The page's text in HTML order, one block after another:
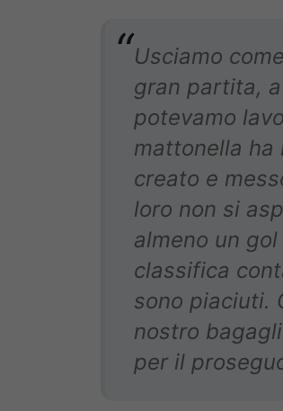
Usciamo
gran partita,
potevamo
mattonella ha
creato e
loro non si
almeno un
classifica
sono piaciuti.
nostro
per il